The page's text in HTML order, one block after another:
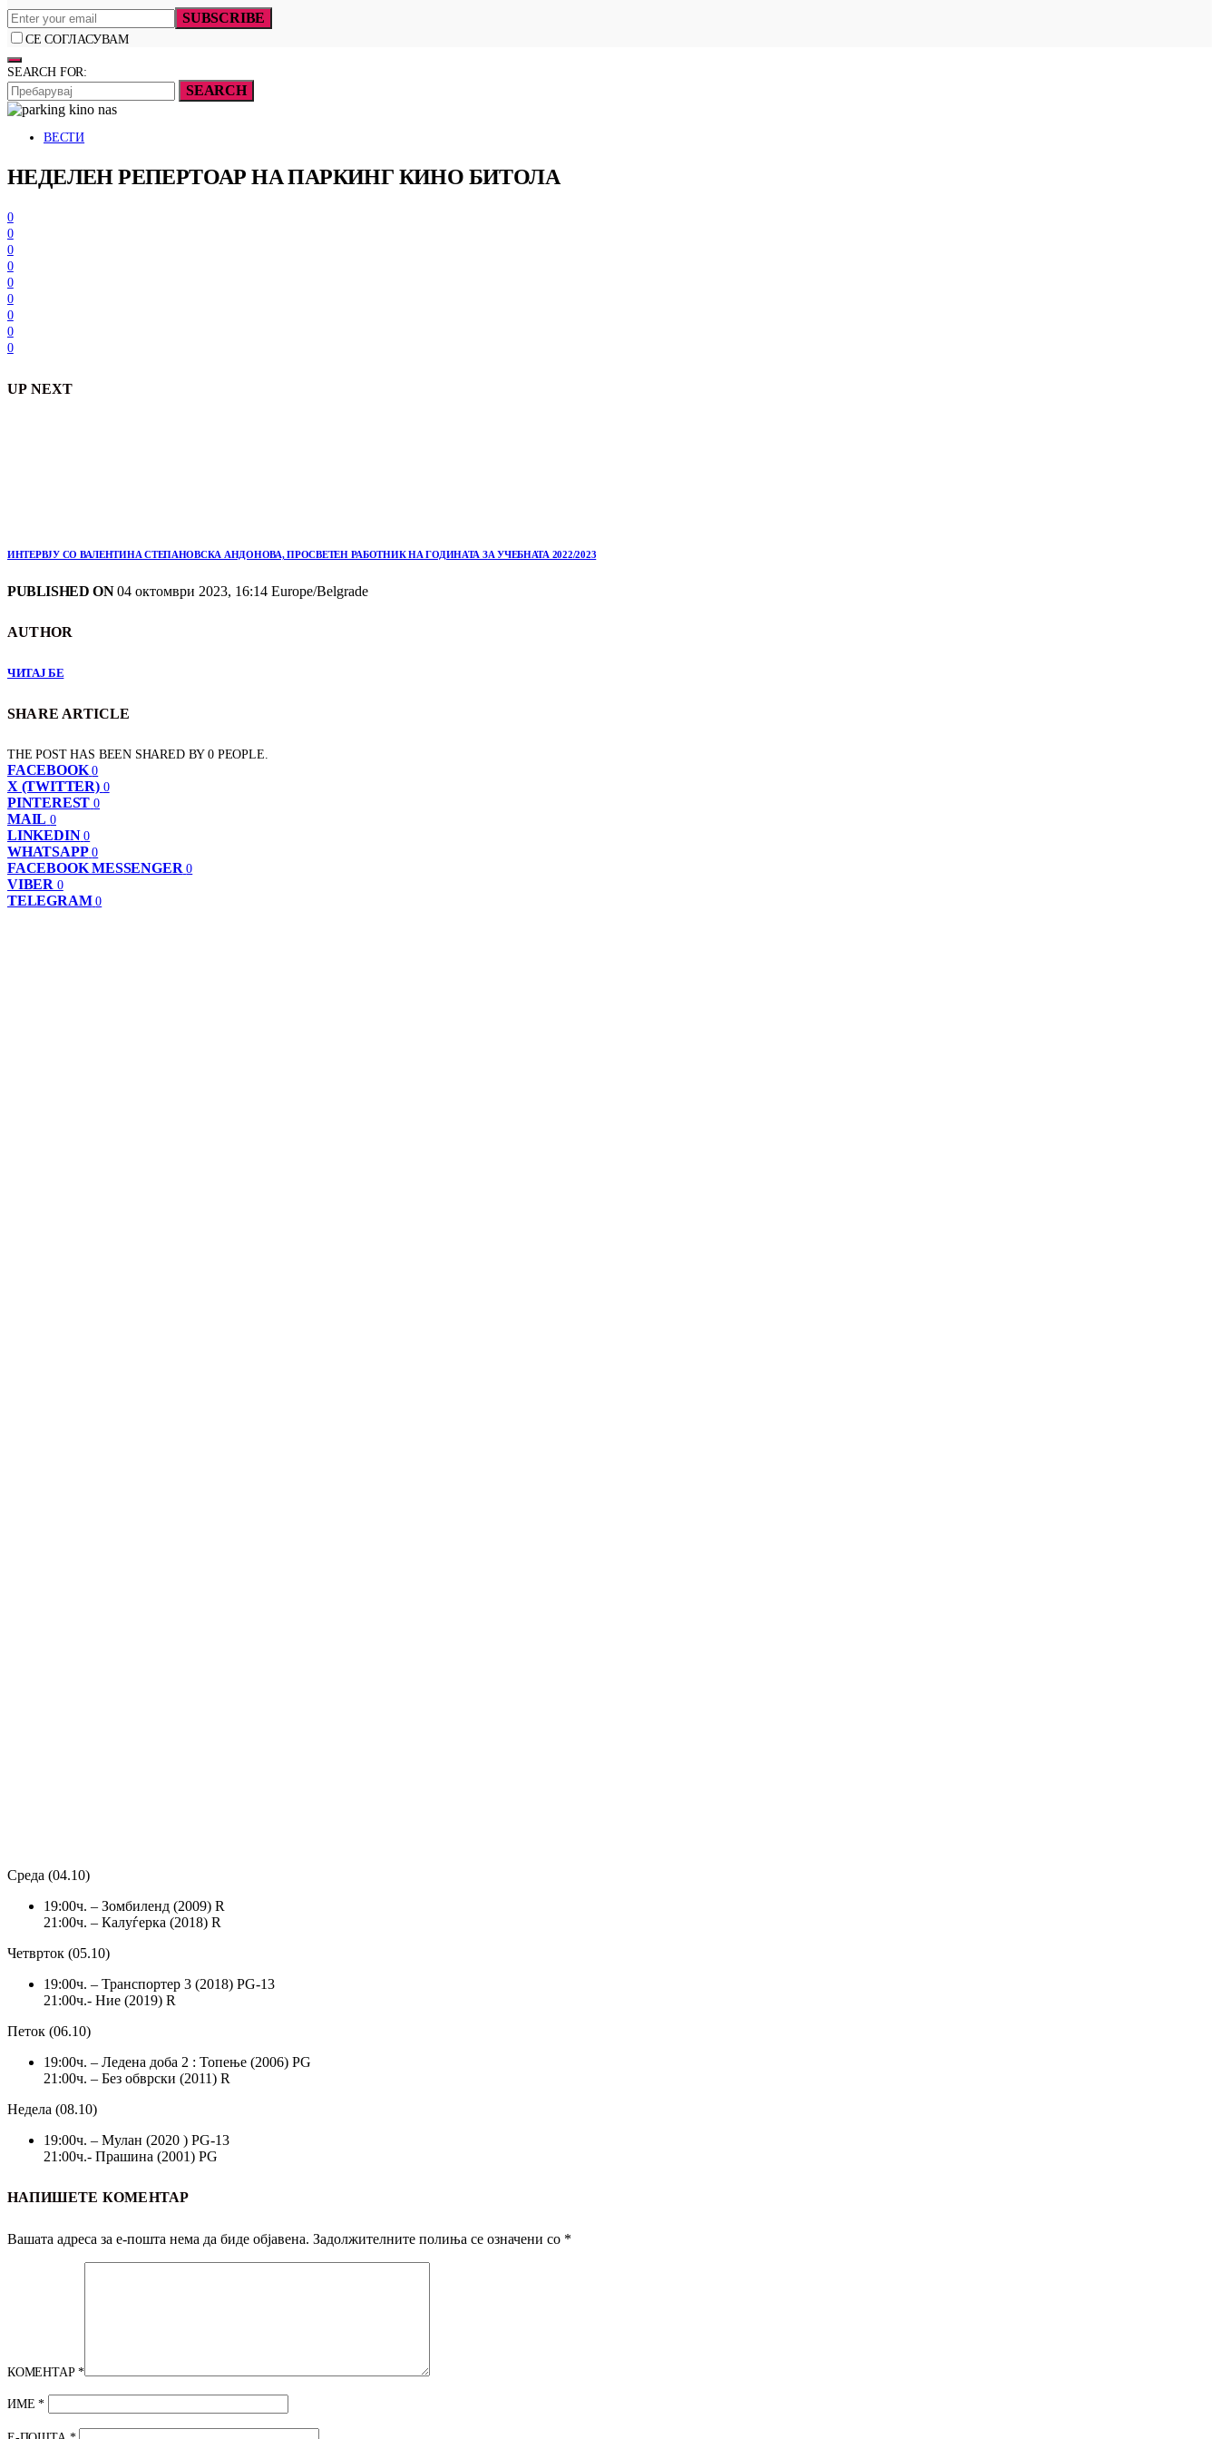
SUBSCRIBE
СЕ СОГЛАСУВАМ
SEARCH FOR:
SEARCH
ВЕСТИ
НЕДЕЛЕН РЕПЕРТОАР НА ПАРКИНГ КИНО БИТОЛА
0
0
0
0
0
0
0
0
0
UP NEXT
ИНТЕРВЈУ СО ВАЛЕНТИНА СТЕПАНОВСКА АНДОНОВА, ПРОСВЕТЕН РАБОТНИК НА ГОДИНАТА ЗА УЧЕБНАТА 2022/2023
PUBLISHED ON04 октомври 2023, 16:14 Europe/Belgrade
AUTHOR
ЧИТАЈ БЕ
SHARE ARTICLE
THE POST HAS BEEN SHARED BY0 PEOPLE.
FACEBOOK 0
X (TWITTER) 0
PINTEREST 0
MAIL 0
LINKEDIN 0
WHATSAPP 0
FACEBOOK MESSENGER 0
VIBER 0
TELEGRAM 0
Среда (04.10)
19:00ч. – Зомбиленд (2009) R
21:00ч. – Калуѓерка (2018) R
Четврток (05.10)
19:00ч. – Транспортер 3 (2018) PG-13
21:00ч.- Ние (2019) R
Петок (06.10)
19:00ч. – Ледена доба 2 : Топење (2006) PG
21:00ч. – Без обврски (2011) R
Недела (08.10)
19:00ч. – Мулан (2020 ) PG-13
21:00ч.- Прашина (2001) PG
НАПИШЕТЕ КОМЕНТАР
Вашата адреса за е-пошта нема да биде објавена. Задолжителните полиња се означени со *
КОМЕНТАР*
ИМЕ*